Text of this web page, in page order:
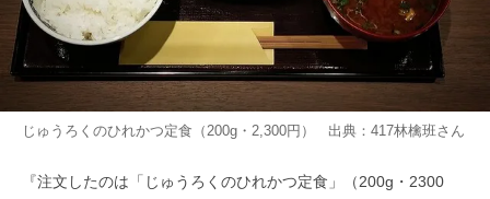
じゅうろくのひれかつ定食（200g・2,300円） 出典： 417林檎班さん
『注文したのは「じゅうろくのひれかつ定食」（200g・2300